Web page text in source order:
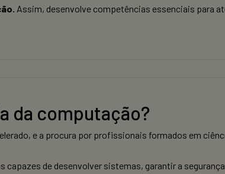
Assim, desenvolve competências essenciais para
da computação?
e a procura por profissionais formados em
de desenvolver sistemas, garantir a